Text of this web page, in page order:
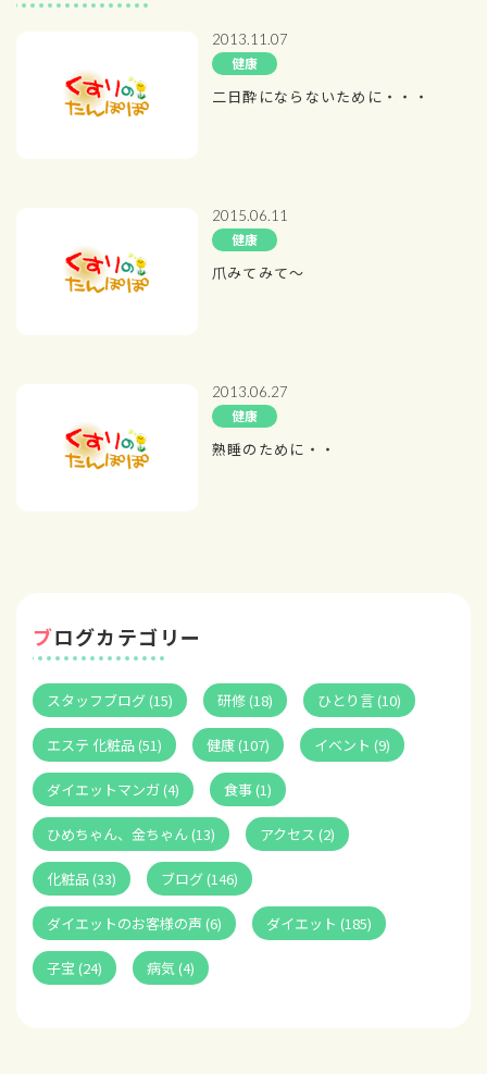
2013.11.07
健康
二日酔にならないために・・・
2015.06.11
健康
爪みてみて～
2013.06.27
健康
熟睡のために・・
ブログカテゴリー
スタッフブログ (15) 研修 (18) ひとり言 (10)
エステ 化粧品 (51) 健康 (107) イベント (9)
ダイエットマンガ (4) 食事 (1)
ひめちゃん、金ちゃん (13) アクセス (2)
化粧品 (33) ブログ (146)
ダイエットのお客様の声 (6) ダイエット (185)
子宝 (24) 病気 (4)